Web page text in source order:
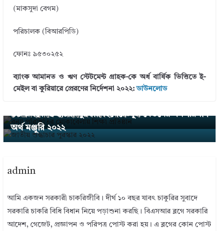
(মাকসুদা বেগম)
পরিচালক (বিআরপিডি)
ফোনঃ ৯৫৩০২৫২
ব্যাংক আমানত ও ঋণ স্টেটমেন্ট গ্রাহক-কে অর্ধ বার্ষিক ভিত্তিতে ই-
মেইল বা কুরিয়ারে প্রেরণের নির্দেশনা ২০২২:ডাউনলোড
← Previous
কেন্দ্র হিসেবে ব্যবহারের নির্দেশনা ২০২২
৫৪ জনকে শুদ্ধাচার পুরষ্কার হিসেবে মূল বেতনের সমপরিমাণ
অর্থ মঞ্জুরি ২০২২
admin
আমি একজন সরকারী চাকরিজীবি। দীর্ঘ ১০ বছর যাবৎ চাকুরির সুবাদে
সরকারি চাকরি বিধি বিধান নিয়ে পড়াশুনা করছি। বিএসআর ব্লগে সরকারি
আদেশ, গেজেট, প্রজ্ঞাপন ও পরিপত্র পোস্ট করা হয়। এ ব্লগের কোন পোস্ট